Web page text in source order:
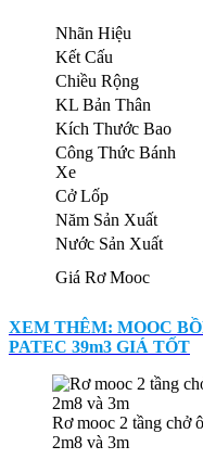
Nhãn Hiệu
Kết Cấu
Chiều Rộng
KL Bản Thân
Kích Thước Bao
Công Thức Bánh
Xe
Cở Lốp
Năm Sản Xuất
Nước Sản Xuất
Giá Rơ Mooc
XEM THÊM: MOOC
PATEC 39m3 GIÁ TỐT
Rơ mooc 2 tầng
2m8 và 3m